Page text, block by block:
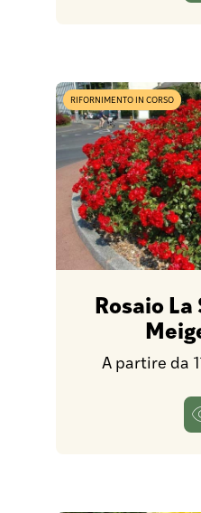
RIFORNIMENTO IN CORSO
Rosaio
A partire da